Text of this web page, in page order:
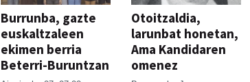
Burrunba, gazte
euskaltzaleen
ekimen berria
Beterri-Buruntzan
Otoitzaldia,
larunbat honetan,
Ama Kandidaren
omenez